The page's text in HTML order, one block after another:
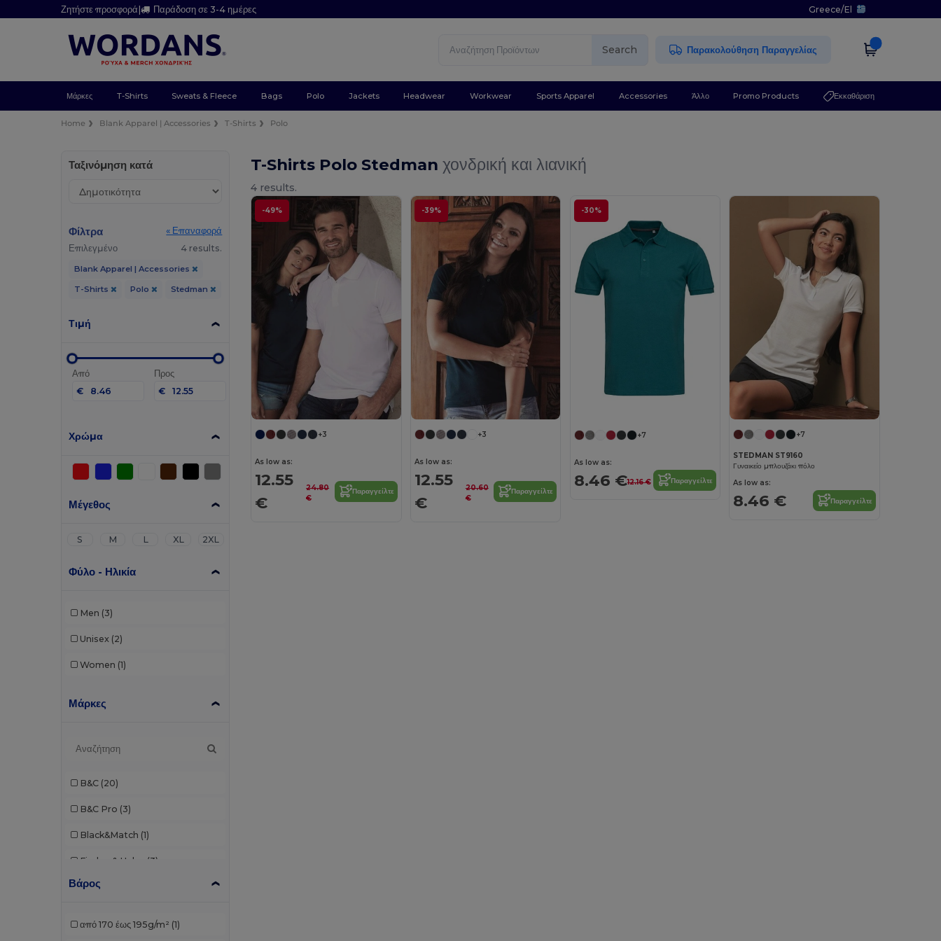
Ζητήστε προσφορά| Παράδοση σε 3-4 ημέρες Greece/El
Search Παρακολούθηση Παραγγελίας
Μάρκες T-Shirts Sweats & Fleece Bags Polo Jackets Headwear Workwear Sports Apparel Accessories Άλλο Promo Products Εκκαθάριση
Home Blank Apparel | Accessories T-Shirts Polo
Ταξινόμηση κατά
Φίλτρα
« Επαναφορά
Επιλεγμένο
4 results.
Blank Apparel | Accessories
T-Shirts Polo Stedman
Τιμή
Από
€
Προς
€
Χρώμα
Μέγεθος
S M L XL 2XL
Φύλο - Ηλικία
Men (3)
Unisex (2)
Women (1)
Μάρκες
B&C (20)
B&C Pro (3)
Black&Match (1)
Finden & Hales (3)
Fruit of the Loom
Βάρος
από 170 έως 195g/m² (1)
T-Shirts Polo Stedmanχονδρική και λιανική
4 results.
-49%
+3
As low as:
12.55
€
24.80
€
Παραγγείλτε
-39%
+3
As low as:
12.55
€
20.60
€
Παραγγείλτε
-30%
+7
As low as:
8.46 €12.16 € Παραγγείλτε
+7
STEDMAN ST9160
Γυναικείο μπλουζάκι πόλο
As low as:
8.46 € Παραγγείλτε